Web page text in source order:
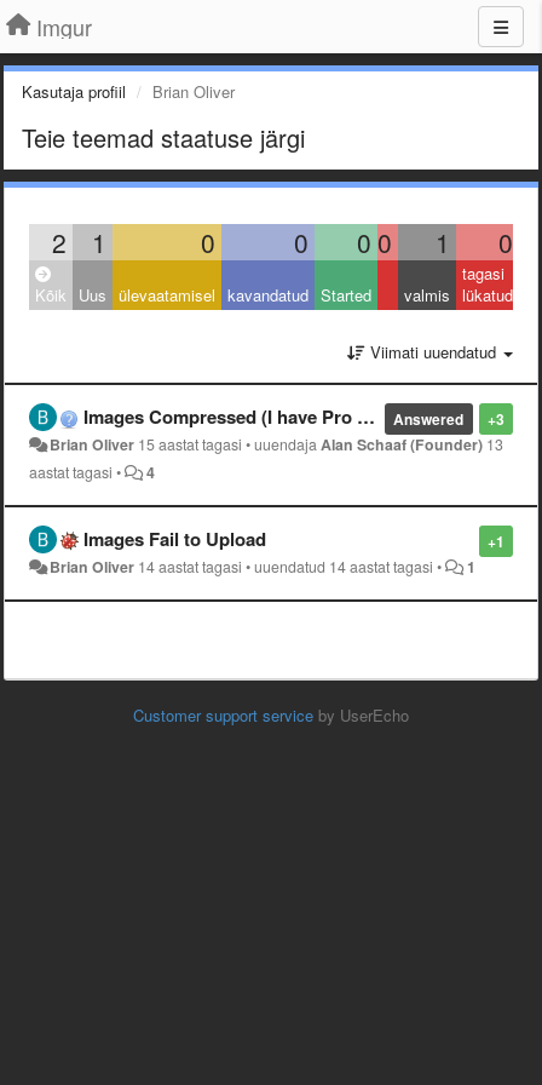
Imgur
Kasutaja profiil Brian Oliver
Teie teemad staatuse järgi
2 1 0 0 0 0 1 0
Kõik Uus ülevaatamisel kavandatud Started valmis
tagasi
lükatud
Viimati uuendatud
+3
Answered
Images Compressed (I have Pro account)
Brian Oliver 15 aastat tagasi •uuendajaAlan Schaaf (Founder) 13
aastat tagasi • 4
+1
Images Fail to Upload
Brian Oliver 14 aastat tagasi •uuendatud 14 aastat tagasi • 1
Customer support service by UserEcho